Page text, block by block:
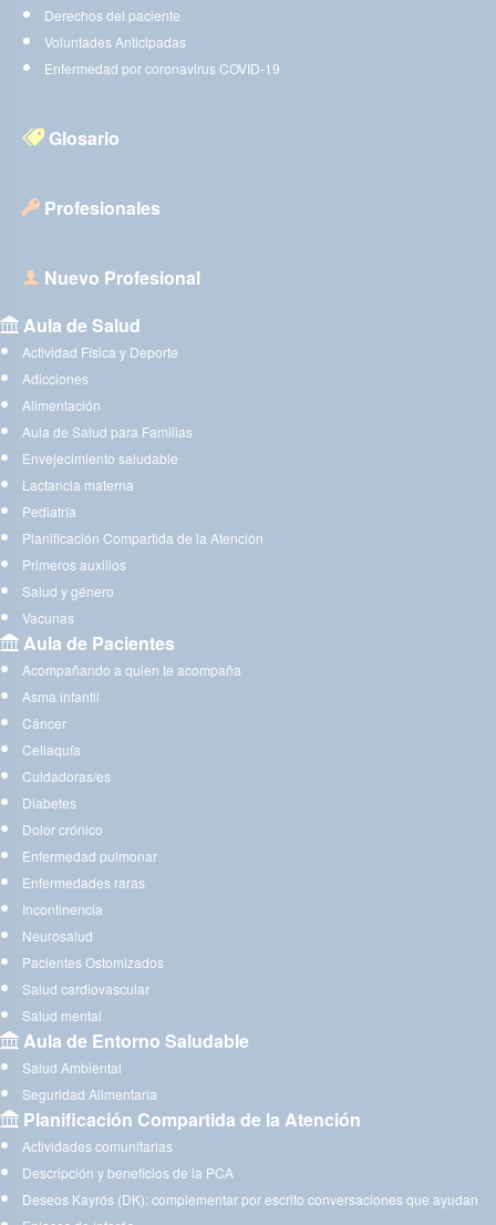
Derechos del paciente
Voluntades Anticipadas
Enfermedad por coronavirus COVID-19
Glosario
Profesionales
Nuevo Profesional
Aula de Salud
Actividad Física y Deporte
Adicciones
Alimentación
Aula de Salud para Familias
Envejecimiento saludable
Lactancia materna
Pediatría
Planificación Compartida de la Atención
Primeros auxilios
Salud y género
Vacunas
Aula de Pacientes
Acompañando a quien te acompaña
Asma infantil
Cáncer
Celiaquía
Cuidadoras/es
Diabetes
Dolor crónico
Enfermedad pulmonar
Enfermedades raras
Incontinencia
Neurosalud
Pacientes Ostomizados
Salud cardiovascular
Salud mental
Aula de Entorno Saludable
Salud Ambiental
Seguridad Alimentaria
Planificación Compartida de la Atención
Actividades comunitarias
Descripción y beneficios de la PCA
Deseos Kayrós (DK): complementar por escrito conversaciones que ayudan